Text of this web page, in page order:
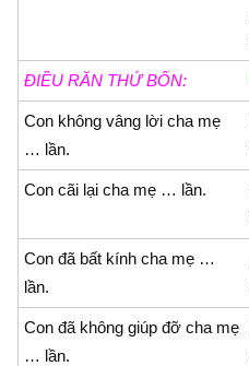
ÐIỀU RĂN THỨ BỐN:
Con không vâng lời cha mẹ
… lần.
Con cãi lại cha mẹ … lần.
Con đã bất kính cha mẹ …
lần.
Con đã không giúp đỡ cha mẹ
… lần.